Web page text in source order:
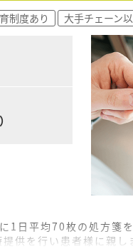
大きなやりがいとなり
深めることが可能です
て業務に打ち込むこと
制度あり 大手チェーン
日平均70枚の処方箋を
供を行い患者様に親し